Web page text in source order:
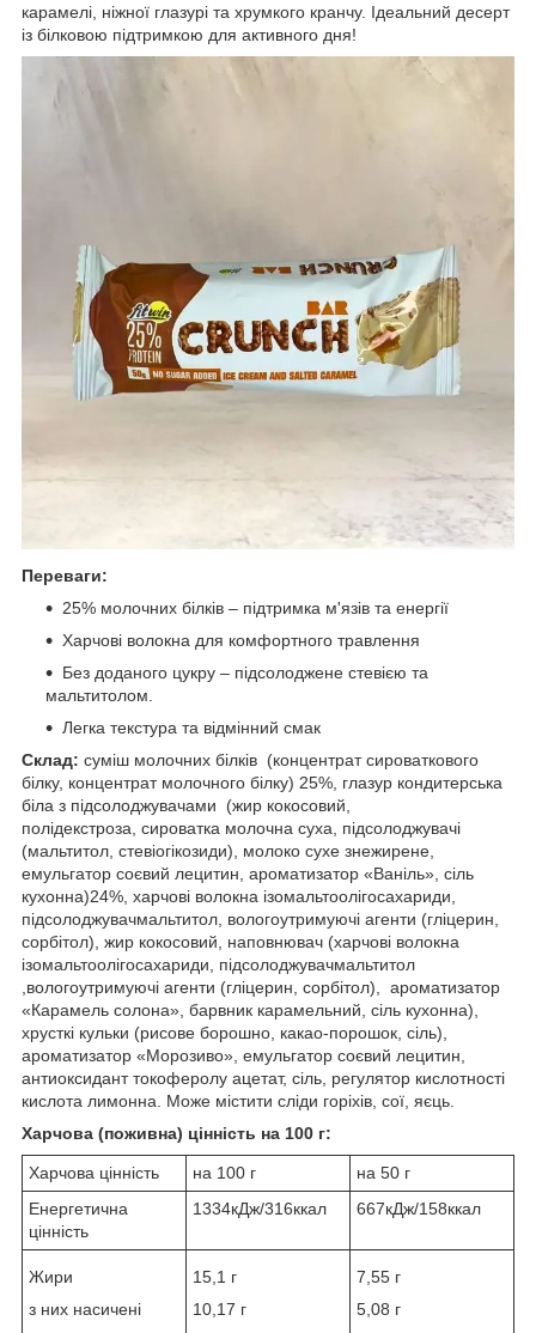
карамелі, ніжної глазурі та хрумкого кранчу. Ідеальний десерт
із білковою підтримкою для активного дня!
Переваги:
25% молочних білків – підтримка м'язів та енергії
Харчові волокна для комфортного травлення
Без доданого цукру – підсолоджене стевією та
мальтитолом.
Легка текстура та відмінний смак
Склад: суміш молочних білків (концентрат сироваткового
білку, концентрат молочного білку) 25%, глазур кондитерська
біла з підсолоджувачами (жир кокосовий,
полідекстроза, сироватка молочна суха, підсолоджувачі
(мальтитол, стевіогікозиди), молоко сухе знежирене,
емульгатор соєвий лецитин, ароматизатор «Ваніль», сіль
кухонна)24%, харчові волокна ізомальтоолігосахариди,
підсолоджувачмальтитол, вологоутримуючі агенти (гліцерин,
сорбітол), жир кокосовий, наповнювач (харчові волокна
ізомальтоолігосахариди, підсолоджувачмальтитол
,вологоутримуючі агенти (гліцерин, сорбітол), ароматизатор
«Карамель солона», барвник карамельний, сіль кухонна),
хрусткі кульки (рисове борошно, какао-порошок, сіль),
ароматизатор «Морозиво», емульгатор соєвий лецитин,
антиоксидант токоферолу ацетат, сіль, регулятор кислотності
кислота лимонна. Може містити сліди горіхів, сої, яєць.
Харчова (поживна) цінність на 100 г:
Харчова цінність на 100 г
на 50 г
Енергетична
цінність
1334кДж/316ккал 667кДж/158ккал
Жири
з них насичені
15,1 г
10,17 г
7,55 г
5,08 г